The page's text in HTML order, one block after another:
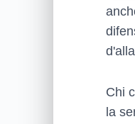
Chi
la